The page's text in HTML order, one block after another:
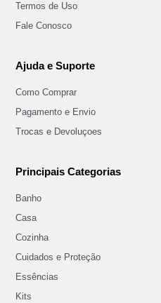
Termos de Uso
Fale Conosco
Ajuda e Suporte
Como Comprar
Pagamento e Envio
Trocas e Devoluçoes
Principais Categorias
Banho
Casa
Cozinha
Cuidados e Proteção
Essências
Kits